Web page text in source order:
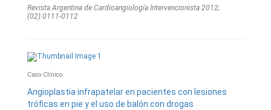
Revista Argentina de Cardioangiologí­a Intervencionista 2012;
(02):0111-0112
Caso Clínico
Angioplastia infrapatelar en pacientes con lesiones
tróficas en pie y el uso de balón con drogas